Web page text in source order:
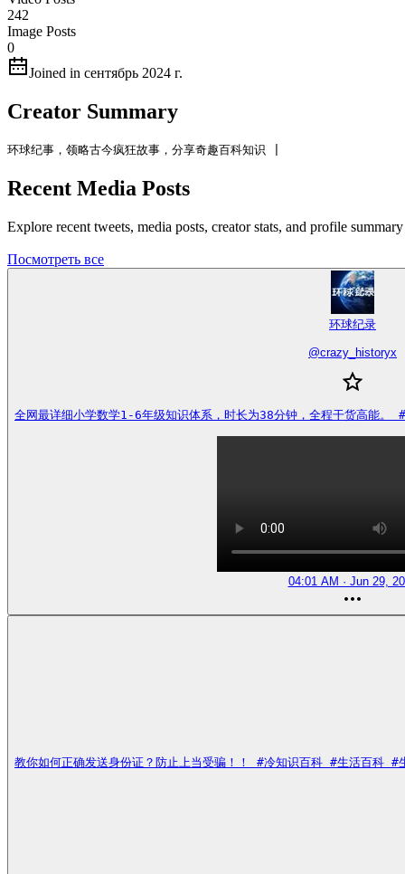
242
Image Posts
0
Joined in сентябрь 2024 г.
Creator Summary
环球纪事，领略古今疯狂故事，分享奇趣百科知识 |
Recent Media Posts
Explore recent tweets, media posts, creator stats, and profile
Посмотреть все
环球纪录
@crazy_historyx
全网最详细小学数学1-6年级知识体系，时长为38分钟，全程干货高
04:01 AM · Jun 29,
教你如何正确发送身份证？防止上当受骗！！ #冷知识百科 #生活百